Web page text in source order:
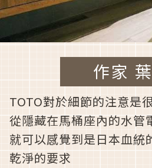
作家
TOTO對於細節的注意是
從隱藏在馬桶座內的水管
就可以感覺到是日本血統
乾淨的要求